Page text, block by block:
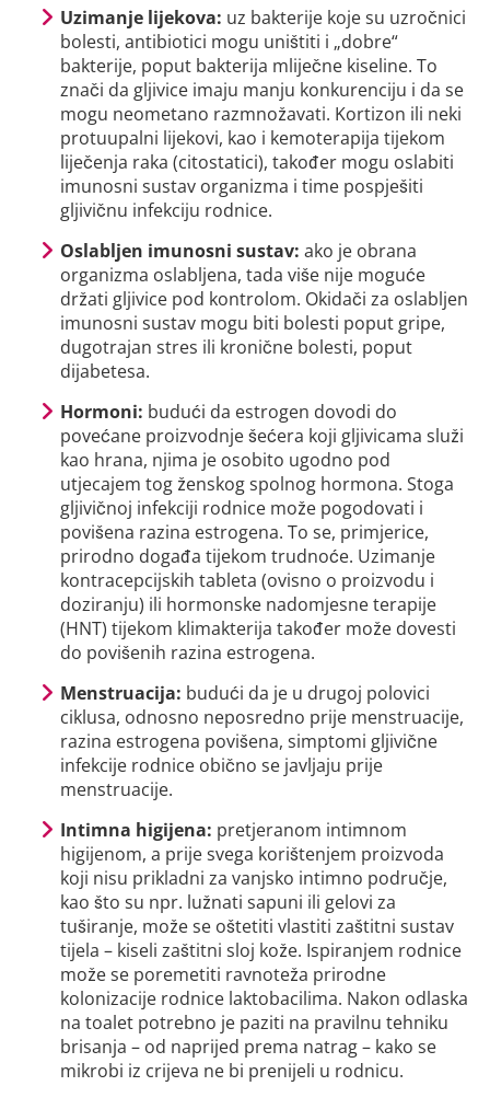
Uzimanje lijekova: uz bakterije koje su uzročnici
bolesti, antibiotici mogu uništiti i „dobre“
bakterije, poput bakterija mliječne kiseline. To
znači da gljivice imaju manju konkurenciju i da se
mogu neometano razmnožavati. Kortizon ili neki
protuupalni lijekovi, kao i kemoterapija tijekom
liječenja raka (citostatici), također mogu oslabiti
imunosni sustav organizma i time pospješiti
gljivičnu infekciju rodnice.
Oslabljen imunosni sustav: ako je obrana
organizma oslabljena, tada više nije moguće
držati gljivice pod kontrolom. Okidači za oslabljen
imunosni sustav mogu biti bolesti poput gripe,
dugotrajan stres ili kronične bolesti, poput
dijabetesa.
Hormoni: budući da estrogen dovodi do
povećane proizvodnje šećera koji gljivicama služi
kao hrana, njima je osobito ugodno pod
utjecajem tog ženskog spolnog hormona. Stoga
gljivičnoj infekciji rodnice može pogodovati i
povišena razina estrogena. To se, primjerice,
prirodno događa tijekom trudnoće. Uzimanje
kontracepcijskih tableta (ovisno o proizvodu i
doziranju) ili hormonske nadomjesne terapije
(HNT) tijekom klimakterija također može dovesti
do povišenih razina estrogena.
Menstruacija: budući da je u drugoj polovici
ciklusa, odnosno neposredno prije menstruacije,
razina estrogena povišena, simptomi gljivične
infekcije rodnice obično se javljaju prije
menstruacije.
Intimna higijena: pretjeranom intimnom
higijenom, a prije svega korištenjem proizvoda
koji nisu prikladni za vanjsko intimno područje,
kao što su npr. lužnati sapuni ili gelovi za
tuširanje, može se oštetiti vlastiti zaštitni sustav
tijela – kiseli zaštitni sloj kože. Ispiranjem rodnice
može se poremetiti ravnoteža prirodne
kolonizacije rodnice laktobacilima. Nakon odlaska
na toalet potrebno je paziti na pravilnu tehniku
brisanja – od naprijed prema natrag – kako se
mikrobi iz crijeva ne bi prenijeli u rodnicu.